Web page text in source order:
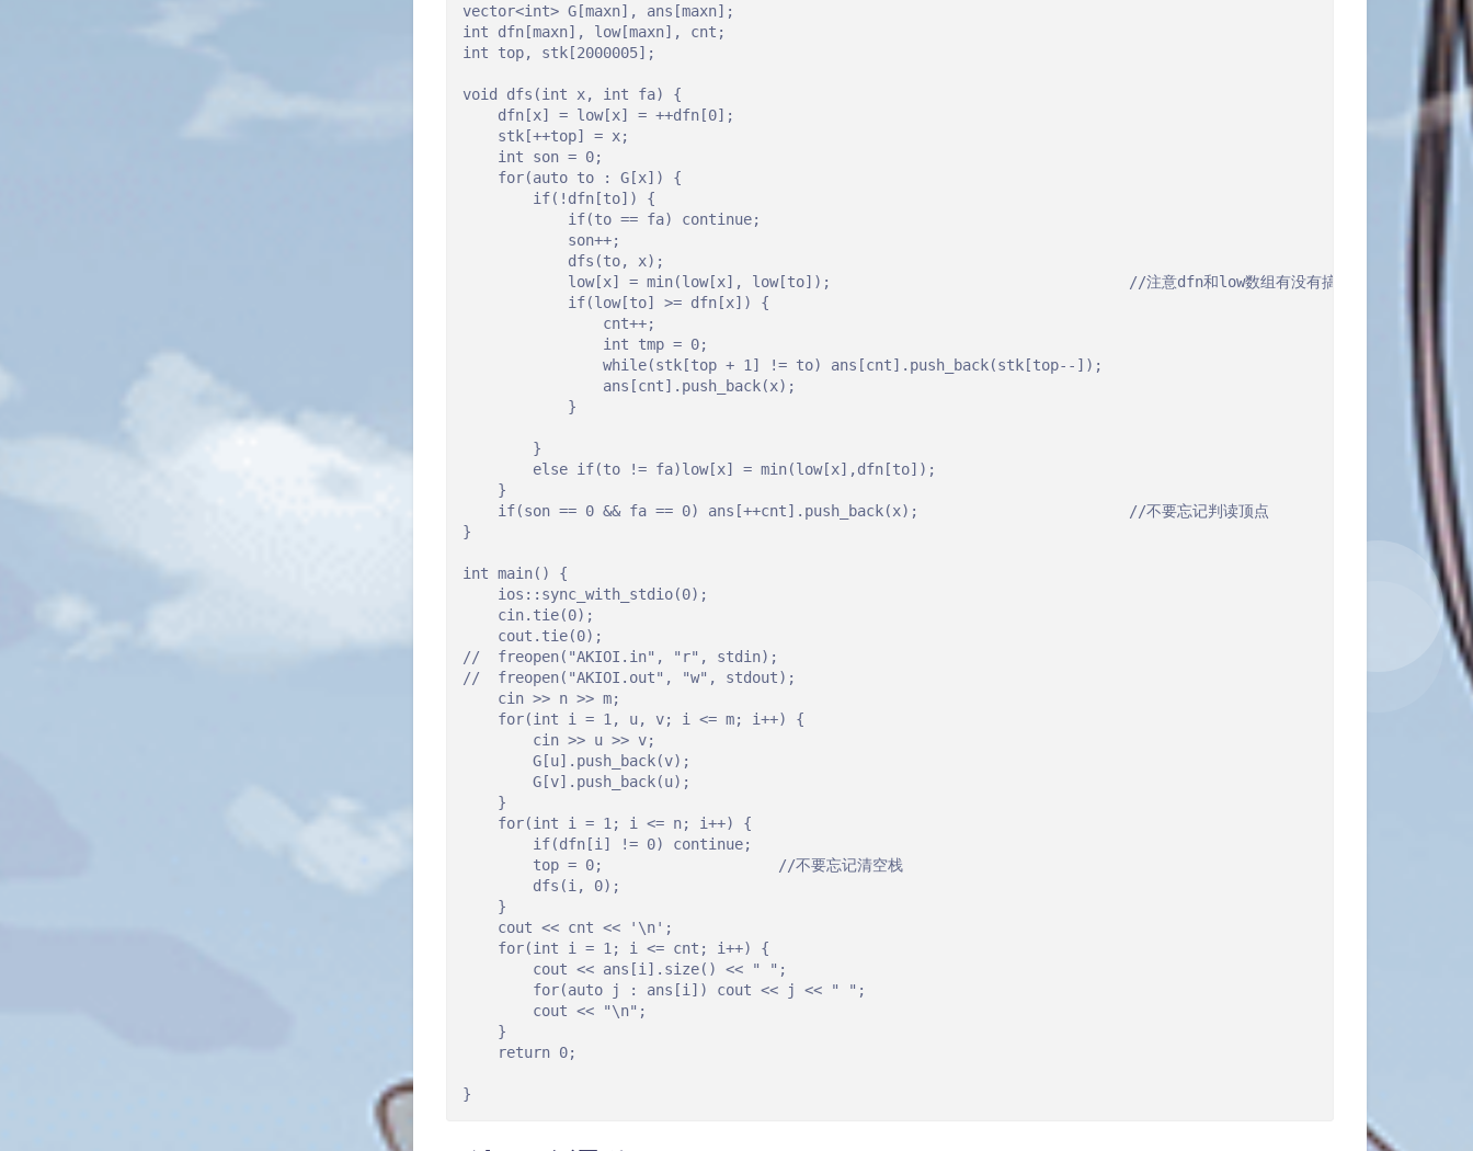
vector<int> G[maxn], ans[maxn];
int dfn[maxn], low[maxn], cnt;
int top, stk[2000005];
void dfs(int x, int fa) {
    dfn[x] = low[x] = ++dfn[0];
    stk[++top] = x;
    int son = 0;
    for(auto to : G[x]) {
        if(!dfn[to]) {
            if(to == fa) continue;
            son++;
            dfs(to, x);
            low[x] = min(low[x], low[to]);                                  //注意dfn和low数组有没有搞混
            if(low[to] >= dfn[x]) {
                cnt++;
                int tmp = 0;
                while(stk[top + 1] != to) ans[cnt].push_back(stk[top--]);
                ans[cnt].push_back(x);
            }
        }
        else if(to != fa)low[x] = min(low[x],dfn[to]);
    }
    if(son == 0 && fa == 0) ans[++cnt].push_back(x);                        //不要忘记判读顶点
}
int main() {
    ios::sync_with_stdio(0);
    cin.tie(0);
    cout.tie(0);
//  freopen("AKIOI.in", "r", stdin);
//  freopen("AKIOI.out", "w", stdout);
    cin >> n >> m;
    for(int i = 1, u, v; i <= m; i++) {
        cin >> u >> v;
        G[u].push_back(v);
        G[v].push_back(u);
    }
    for(int i = 1; i <= n; i++) {
        if(dfn[i] != 0) continue;
        top = 0;                    //不要忘记清空栈
        dfs(i, 0);
    }
    cout << cnt << '\n';
    for(int i = 1; i <= cnt; i++) {
        cout << ans[i].size() << " ";
        for(auto j : ans[i]) cout << j << " ";
        cout << "\n";
    }
    return 0;